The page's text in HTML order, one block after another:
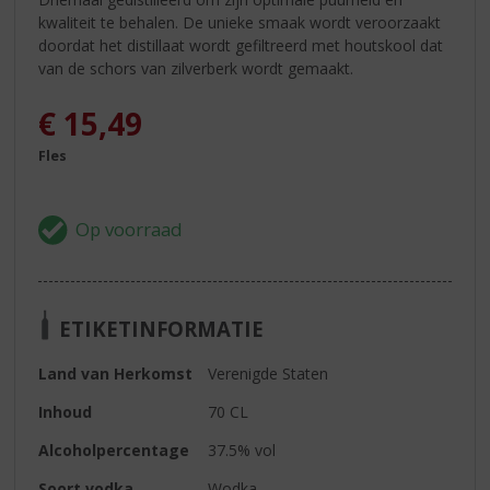
kwaliteit te behalen. De unieke smaak wordt veroorzaakt
doordat het distillaat wordt gefiltreerd met houtskool dat
van de schors van zilverberk wordt gemaakt.
€ 15,49
Fles
ETIKETINFORMATIE
Land van Herkomst
Verenigde Staten
Inhoud
70 CL
Alcoholpercentage
37.5% vol